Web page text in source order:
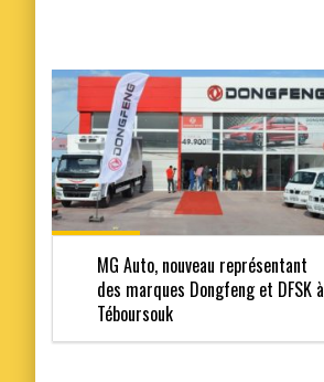
MG Auto, nouveau représentant
des marques Dongfeng et DFSK à
Téboursouk